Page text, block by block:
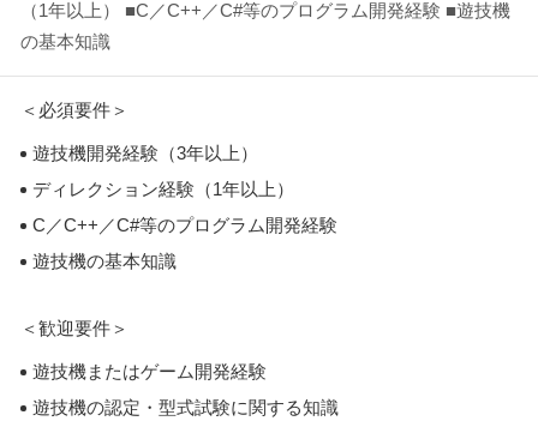
（1年以上） ■C／C++／C#等のプログラム開発経験 ■遊技機
の基本知識
＜必須要件＞
遊技機開発経験（3年以上）
ディレクション経験（1年以上）
C／C++／C#等のプログラム開発経験
遊技機の基本知識
＜歓迎要件＞
遊技機またはゲーム開発経験
遊技機の認定・型式試験に関する知識